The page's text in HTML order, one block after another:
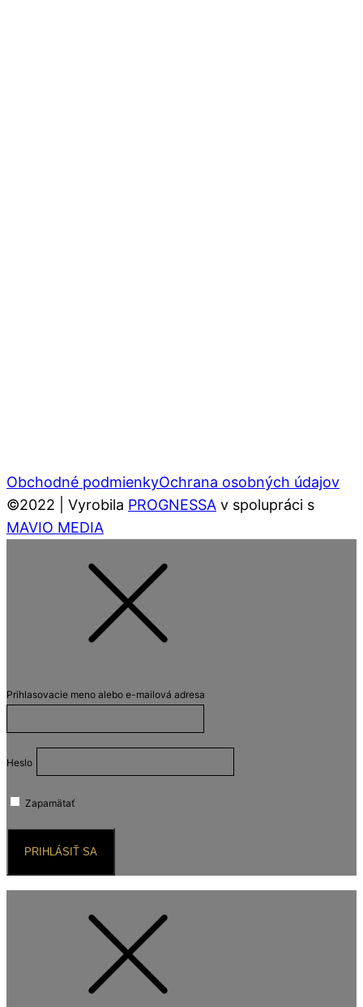
Obchodné podmienkyOchrana osobných údajov
©2022 | Vyrobila PROGNESSA v spolupráci s
MAVIO MEDIA
Prihlasovacie meno alebo e-mailová adresa
Heslo
Zapamätať